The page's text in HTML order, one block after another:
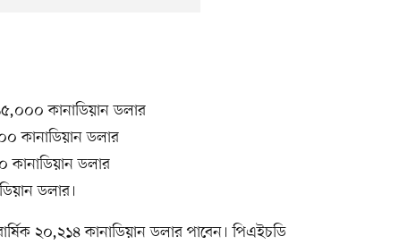
কানাডিয়ান ডলার
কানাডিয়ান ডলার
কানাডিয়ান ডলার
ডলার।
২০,২১৪ কানাডিয়ান ডলার পাবেন। পিএইচডি